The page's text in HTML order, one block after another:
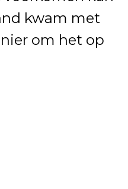
kwam met
om het op